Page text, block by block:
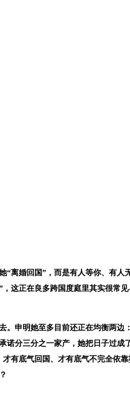
婚回国”，而是有人等你、有人
这正在良多跨国度庭里其实很常
申明她至多目前还正在均衡两边
分三分之一家产，她把日子过成
有底气回国、才有底气不完全依